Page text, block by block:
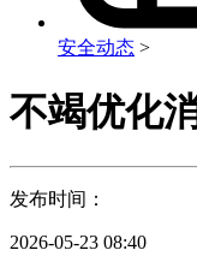
安全动态 >
不竭优化
发布时间：
2026-05-23 08:40